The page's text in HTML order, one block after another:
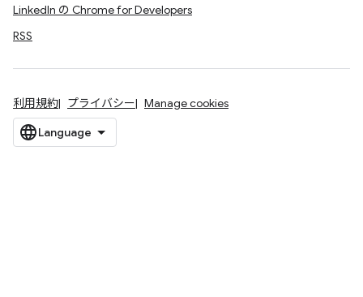
LinkedIn の Chrome for Developers
RSS
利用規約 プライバシー Manage cookies